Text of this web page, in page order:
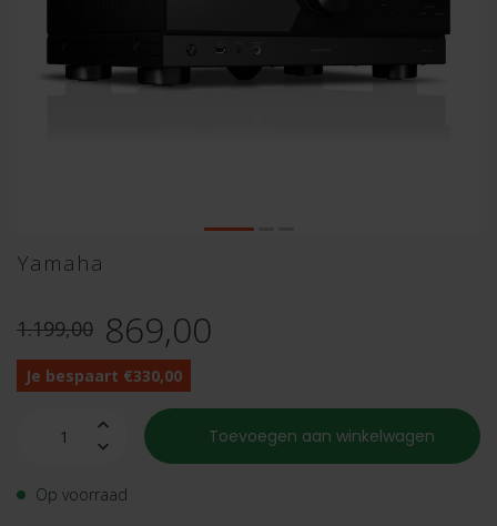
Yamaha
1.199,00 869,00
Je bespaart €330,00
Toevoegen aan winkelwagen
Op voorraad